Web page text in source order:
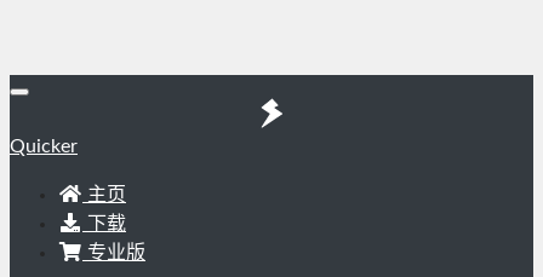
Quicker
主页
下载
专业版